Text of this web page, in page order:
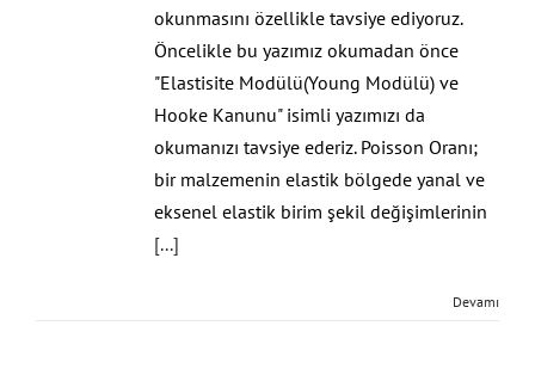
okunmasını özellikle tavsiye ediyoruz.
Öncelikle bu yazımız okumadan önce
"Elastisite Modülü(Young Modülü) ve
Hooke Kanunu" isimli yazımızı da
okumanızı tavsiye ederiz. Poisson Oranı;
bir malzemenin elastik bölgede yanal ve
eksenel elastik birim şekil değişimlerinin
[...]
Devamı